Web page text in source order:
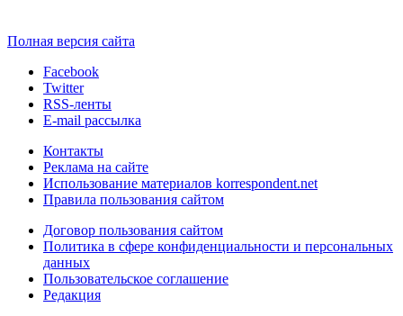
Полная версия сайта
Facebook
Twitter
RSS-ленты
E-mail рассылка
Контакты
Реклама на сайте
Использование материалов korrespondent.net
Правила пользования сайтом
Договор пользования сайтом
Политика в сфере конфиденциальности и персональных
данных
Пользовательское соглашение
Редакция